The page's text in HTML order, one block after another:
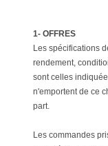
1- OFFRES
Les spécifications
rendement,
sont celles
n'emportent de ce
part.
Les commandes